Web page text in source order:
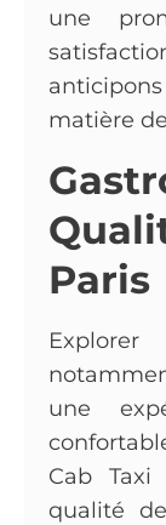
une
matière
Paris
Explorer
une
Cab Taxi
qualité